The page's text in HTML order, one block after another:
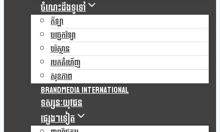
ចំណេះដឹងទូទៅ
កីឡា
បច្ចេកវិទ្យា
បរិស្ថាន
របកគំហើញ
សុខភាព
Brandmedia international
ទស្សនៈយុវជន
ផ្សេងៗទៀត